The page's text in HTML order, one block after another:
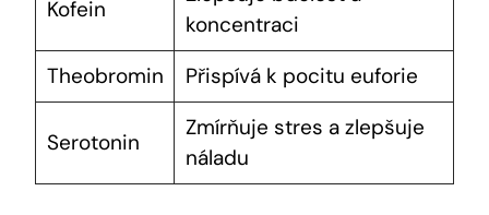
Kofein
koncentraci
Theobromin
Přispívá k pocitu euforie
Serotonin
Zmírňuje stres a zlepšuje
náladu